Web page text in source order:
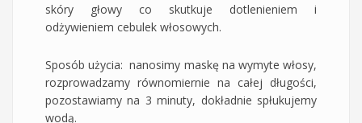
skóry głowy co skutkuje dotlenieniem i
odżywieniem cebulek włosowych.
Sposób użycia: nanosimy maskę na wymyte włosy,
rozprowadzamy równomiernie na całej długości,
pozostawiamy na 3 minuty, dokładnie spłukujemy
wodą.